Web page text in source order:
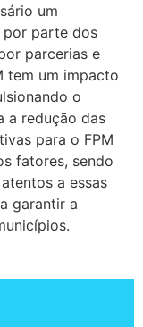
um
por parte dos
parcerias e
tem um impacto
o
a redução das
para o FPM
fatores, sendo
a essas
garantir a